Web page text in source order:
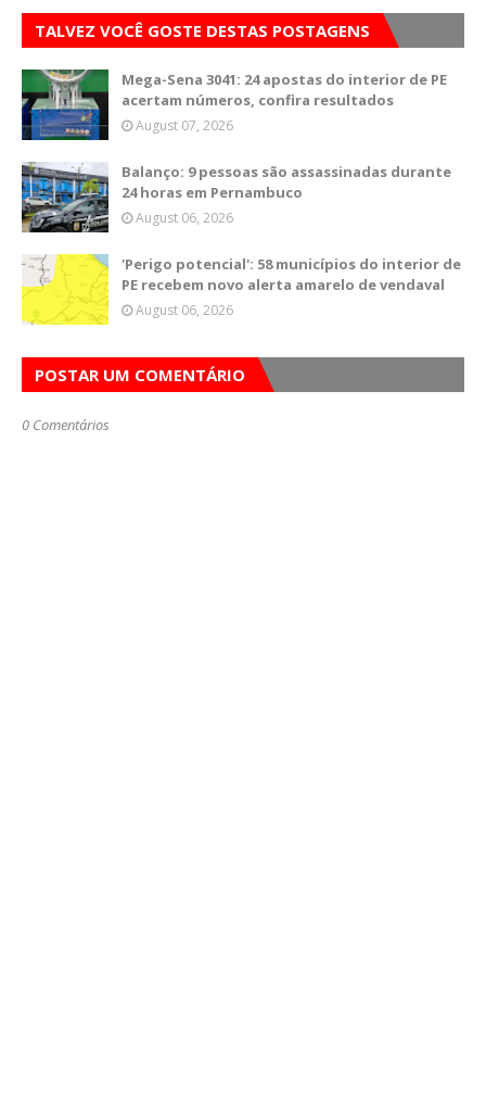
TALVEZ VOCÊ GOSTE DESTAS POSTAGENS
Mega-Sena 3041: 24 apostas do interior de PE
acertam números, confira resultados
August 07, 2026
Balanço: 9 pessoas são assassinadas durante
24 horas em Pernambuco
August 06, 2026
'Perigo potencial': 58 municípios do interior de
PE recebem novo alerta amarelo de vendaval
August 06, 2026
POSTAR UM COMENTÁRIO
0 Comentários